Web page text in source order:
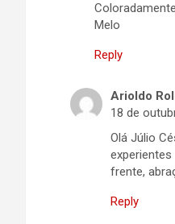
Melo
Reply
Arioldo
18 de
Olá Júlio
frente,
Reply